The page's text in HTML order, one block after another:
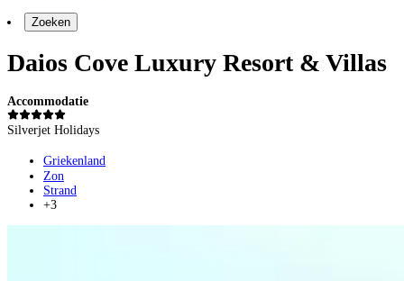
Zoeken
Daios Cove Luxury Resort & Villas
Accommodatie
Silverjet Holidays
Griekenland
Zon
Strand
+3